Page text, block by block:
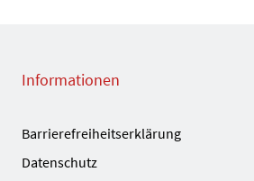
Informationen
Barrierefreiheitserklärung
Datenschutz